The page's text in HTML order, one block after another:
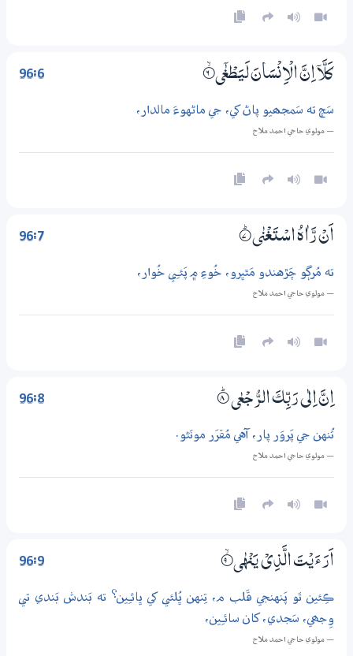
96:6 كَلَّآ اِنَّ الْاِنْسَانَ لَيَطْغٰٓى 6‏۝ۙ
سَچ ته سَمجھيو پاڻ کي، جي ماڻهوءَ مالدار،
— مولوي حاجي احمد ملاح
96:7 اَنْ رَّاٰهُ اسْتَغْنٰى 7‏۝ۭ
ته مُرڳو چَڙهندو مَٿڀرو، خُوءِ ۾ پَئـِي خُوار،
— مولوي حاجي احمد ملاح
96:8 اِنَّ اِلٰى رَبِّكَ الرُّجْعٰى 8‏۝ۭ
تُنهن جي پَروَر پار، آهي مُقرَر موٽڻو.
— مولوي حاجي احمد ملاح
96:9 اَرَءَيْتَ الَّذِيْ يَنْهٰى 9‏۝ۙ
ڪِئين ٿو پَنهنجي قَلب م، تِنهن ڀُلئي کي ڀائـِين؟ ته بَندش بَندي تي
وِجھي، سَجدي، کان سائـِين،
— مولوي حاجي احمد ملاح